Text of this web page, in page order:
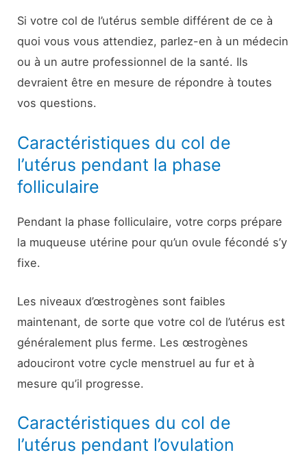
Si votre col de l’utérus semble différent de ce à
quoi vous vous attendiez, parlez-en à un médecin
ou à un autre professionnel de la santé. Ils
devraient être en mesure de répondre à toutes
vos questions.
Caractéristiques du col de
l’utérus pendant la phase
folliculaire
Pendant la phase folliculaire, votre corps prépare
la muqueuse utérine pour qu’un ovule fécondé s’y
fixe.
Les niveaux d’œstrogènes sont faibles
maintenant, de sorte que votre col de l’utérus est
généralement plus ferme. Les œstrogènes
adouciront votre cycle menstruel au fur et à
mesure qu’il progresse.
Caractéristiques du col de
l’utérus pendant l’ovulation